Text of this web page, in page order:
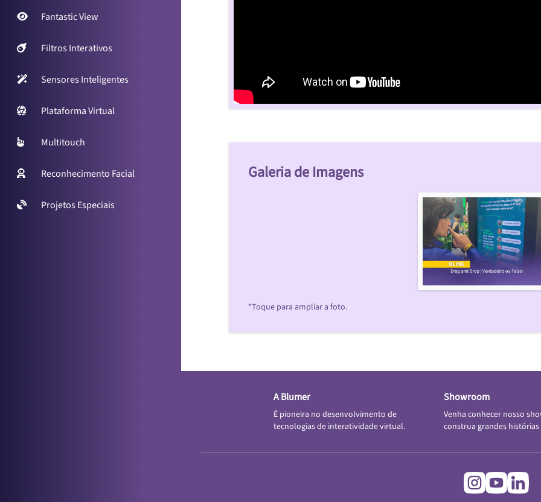
Fantastic View
Filtros Interativos
Sensores Inteligentes
Plataforma Virtual
Multitouch
Reconhecimento Facial
Projetos Especiais
Galeria de Imagens
*Toque para ampliar a foto.
A Blumer
É pioneira no desenvolvimento de
tecnologias de interatividade virtual.
Showroom
Venha conhecer nosso
construa grandes